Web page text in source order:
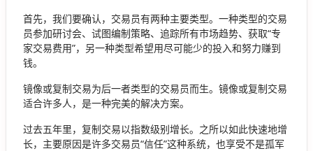
首先，我们要确认，交易员有两种主要类型。一种类型的交易
员参加研讨会、试图编制策略、追踪所有市场趋势、获取“专
家交易费用”，另一种类型希望用尽可能少的投入和努力赚到
钱。
镜像或复制交易为后一者类型的交易员而生。镜像或复制交易
适合许多人，是一种完美的解决方案。
过去五年里，复制交易以指数级别增长。之所以如此快速地增
长，主要原因是许多交易员“信任”这种系统，也享受不是孤军